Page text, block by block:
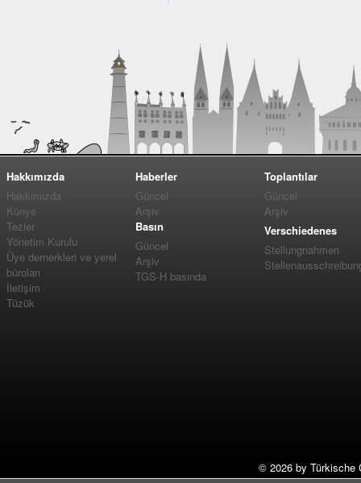
Hakkımızda
Hakkımızda
Künye
Tezler
Yönetim Kurulu
Üye dernerkleri ve yerel
büroları
İletişim
Tüzük
Haberler
Güncel
Arşiv
Basın
Güncel
Arşiv
TGS-H basında
Toplantılar
Güncel
Arşiv
Verschiedenes
Stellungnahmen
© 2026 by Türkische